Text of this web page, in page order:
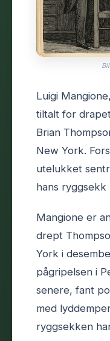
Luigi
tiltalt for
Brian
New York.
utelukket
hans
Mangione er
drept
York i
pågripelsen i
senere, fant
med
ryggsekken